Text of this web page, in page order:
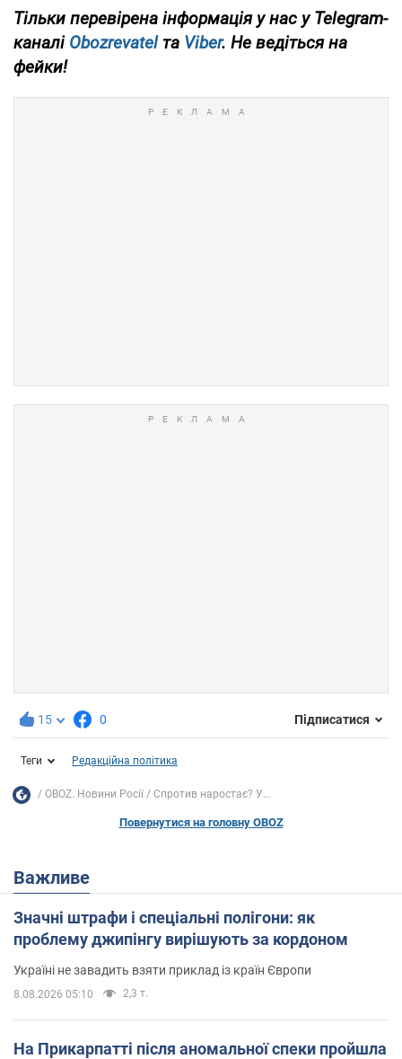
Тільки перевірена інформація у нас у Telegram-
каналі Obozrevatelта Viber. Не ведіться на
фейки!
15 0 Підписатися
Теги Редакційна політика
OBOZ. Новини Росії Спротив наростає? У...
Повернутися на головну OBOZ
Важливе
Значні штрафи і спеціальні полігони: як
проблему джипінгу вирішують за кордоном
Україні не завадить взяти приклад із країн Європи
8.08.2026 05:10 2,3 т.
На Прикарпатті після аномальної спеки пройшла